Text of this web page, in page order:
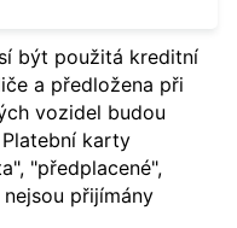
být použitá kreditní
a předložena při
vozidel budou
karty
"předplacené",
přijímány